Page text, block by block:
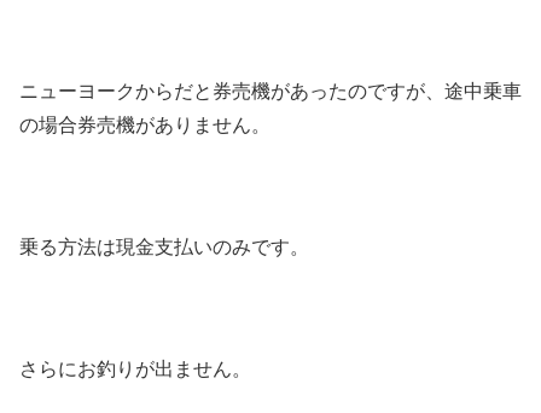
ニューヨークからだと券売機があったのですが、途中乗車
の場合券売機がありません。
乗る方法は現金支払いのみです。
さらにお釣りが出ません。